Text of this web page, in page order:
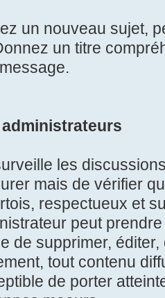
un nouveau sujet,
un titre
les
mais de vérifier
respectueux et
peut
de supprimer,
tout contenu
de porter